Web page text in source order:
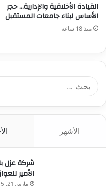
القيادة الأخلاقية والإدارية… حجر
الأساس لبناء جامعات المستقبل
منذ 18 ساعة
الأشهر
شركة عزل
الأمير
مارس 21, 2025